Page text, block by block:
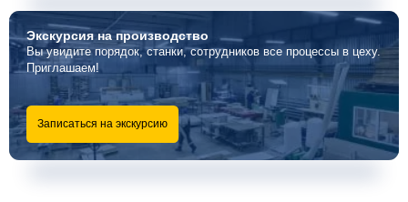
Экскурсияна производство
Вы увидите порядок, станки, сотрудников все процессы в цеху.
Приглашаем!
Записаться на экскурсию